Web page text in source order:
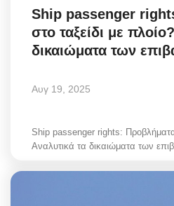
Ship passenger
στο ταξείδι με
δικαιώματα των
Αυγ 19, 2025
Ship passenger rights: Προβλήματα
Αναλυτικά τα δικαιώματα των